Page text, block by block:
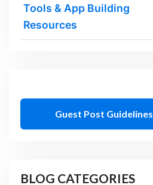
Tools & App Building
Resources
Guest Post Guidelines
BLOG CATEGORIES